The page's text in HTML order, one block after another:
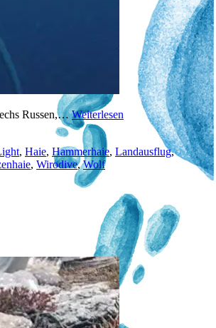
Russen,…Weiterlesen
, Haie, Hammerhaie, Landausflug,
, Wirodive,Wolf